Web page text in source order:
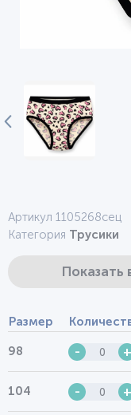
Артикул 1105268сец
Категория Трусики
Показать
Размер
98 - +
104 - +